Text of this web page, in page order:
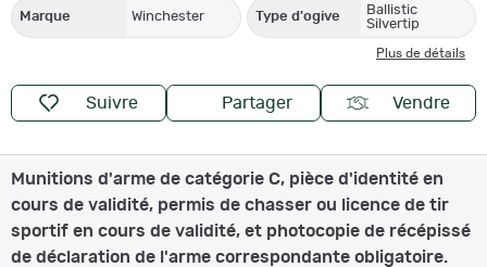
Marque Winchester Type d'ogive
Ballistic
Silvertip
Plus de détails
Suivre Partager Vendre
Munitions d'arme de catégorie C, pièce d'identité en
cours de validité, permis de chasser ou licence de tir
sportif en cours de validité, et photocopie de récépissé
de déclaration de l'arme correspondante obligatoire.